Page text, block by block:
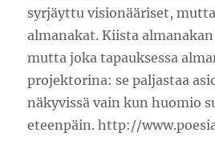
syrjäyttu visionääriset,
almanakat. Kiista
mutta joka tapauksessa
projektorina: se paljastaa
näkyvissä vain kun huomio
eteenpäin. http://